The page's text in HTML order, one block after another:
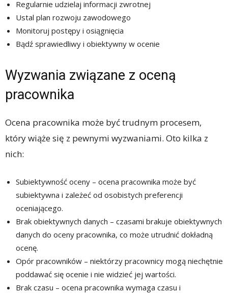
Regularnie udzielaj informacji zwrotnej
Ustal plan rozwoju zawodowego
Monitoruj postępy i osiągnięcia
Bądź sprawiedliwy i obiektywny w ocenie
Wyzwania związane z oceną
pracownika
Ocena pracownika może być trudnym procesem,
który wiąże się z pewnymi wyzwaniami. Oto kilka z
nich:
Subiektywność oceny – ocena pracownika może być
subiektywna i zależeć od osobistych preferencji
oceniającego.
Brak obiektywnych danych – czasami brakuje obiektywnych
danych do oceny pracownika, co może utrudnić dokładną
ocenę.
Opór pracowników – niektórzy pracownicy mogą niechętnie
poddawać się ocenie i nie widzieć jej wartości.
Brak czasu – ocena pracownika wymaga czasu i